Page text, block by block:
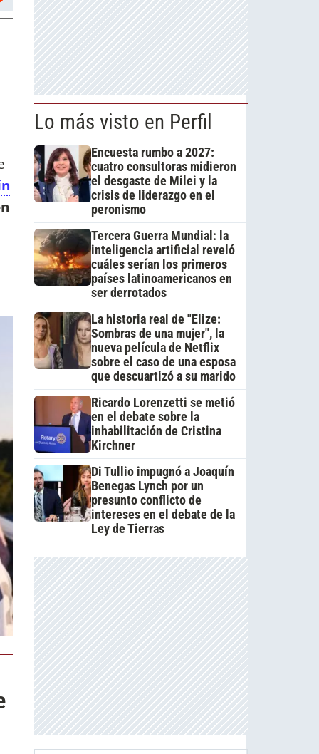
Lo más visto en Perfil
Encuesta rumbo a 2027:
cuatro consultoras midieron
el desgaste de Milei y la
crisis de liderazgo en el
peronismo
Tercera Guerra Mundial: la
inteligencia artificial reveló
cuáles serían los primeros
países latinoamericanos en
ser derrotados
La historia real de "Elize:
Sombras de una mujer", la
nueva película de Netflix
sobre el caso de una esposa
que descuartizó a su marido
Ricardo Lorenzetti se metió
en el debate sobre la
inhabilitación de Cristina
Kirchner
Di Tullio impugnó a Joaquín
Benegas Lynch por un
presunto conflicto de
intereses en el debate de la
Ley de Tierras